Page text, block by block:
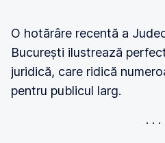
O hotărâre recentă a
București ilustrează
juridică, care ridică
pentru publicul larg.